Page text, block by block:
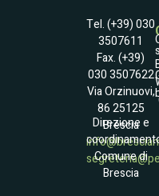
Tel. (+39) 030
3507611
Fax. (+39)
030 3507622
Via Orzinuovi,
86 25125
Brescia
Direzione e
Comune di
Brescia